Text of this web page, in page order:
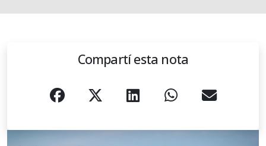
Compartí esta nota